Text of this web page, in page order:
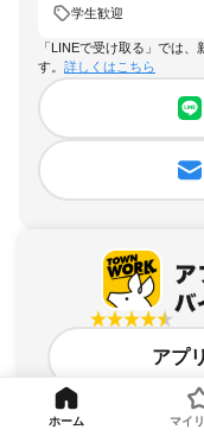
学生歓迎
「LINEで受け取る」では
す。 詳しくはこちら
アプ
ホーム マイ